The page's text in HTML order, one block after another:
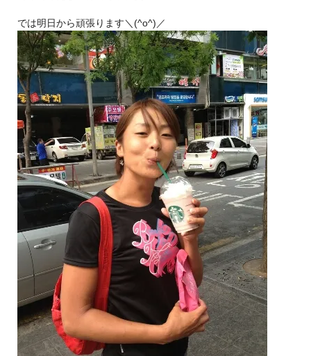
では明日から頑張ります＼(^o^)／